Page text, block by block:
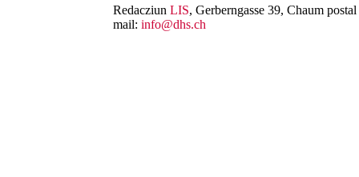
Redacziun LIS, Gerberngasse 39, Chaum
mail: info@dhs.ch